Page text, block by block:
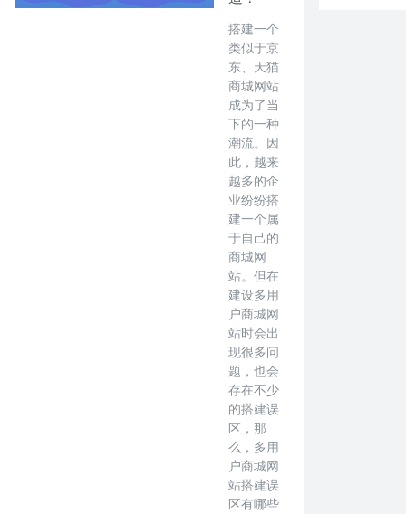
搭建一个
类似于京
东、天猫
商城网站
成为了当
下的一种
潮流。因
此，越来
越多的企
业纷纷搭
建一个属
于自己的
商城网
站。但在
建设多用
户商城网
站时会出
现很多问
题，也会
存在不少
的搭建误
区，那
么，多用
户商城网
站搭建误
区有哪些